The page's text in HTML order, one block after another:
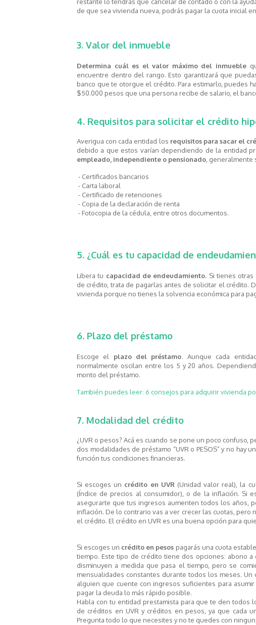
de que sea vivienda nueva, podrás pagar la cuota inicial
3. Valor del inmueble
Determina cuál es el valor máximo del inmueble
encuentre dentro del rango. Esto garantizará que
banco que te otorgue el crédito. Para estimarlo, puedes
$50.000 pesos que una persona recibe de salario, el
4. Requisitos para solicitar el crédito
Averigua con cada entidad los requisitos para sacar el
debido a que estos varían dependiendo de la entidad
empleado, independiente o pensionado , generalmente
- Certificados bancarios
- Carta laboral
- Certificado de retenciones
- Copia de la declaración de renta
- Fotocopia de la cédula, entre otros documentos.
5. ¿Cuál es tu capacidad de
Libera tu capacidad de endeudamiento. Si tienes
de crédito, trata de pagarlas antes de solicitar el crédito.
vivienda porque no tienes la solvencia económica para
6. Plazo del préstamo
Escoge el plazo del préstamo. Aunque cada
normalmente oscilan entre los 5 y 20 años.
monto del préstamo.
También puedes leer: 6 consejos para adquirir vivienda
7. Modalidad del crédito
¿UVR o pesos? Acá es cuando se pone un poco confuso,
dos modalidades de préstamo “UVR o PESOS” y no hay
función tus condiciones financieras.
Si escoges un crédito en UVR (Unidad valor real), la
(Índice de precios al consumidor), o de la inflación. Si
asegurarte que tus ingresos aumenten todos los años,
inflación. De lo contrario vas a ver crecer las cuotas, pero
el crédito. El crédito en UVR es una buena opción para
Si escoges un crédito en pesos pagarás una cuota
tiempo. Este tipo de crédito tiene dos opciones: abono a
disminuyen a medida que pasa el tiempo, pero se
mensualidades constantes durante todos los meses.
alguien que cuente con ingresos suficientes para
pagar la deuda lo más rápido posible.
Habla con tu entidad prestamista para que te den todos
de créditos en UVR y créditos en pesos, ya que cada
Pregunta todo lo que necesites y no te quedes con